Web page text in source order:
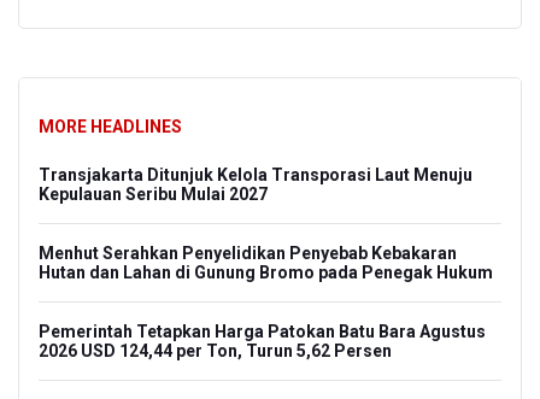
MORE HEADLINES
Transjakarta Ditunjuk Kelola Transporasi Laut Menuju
Kepulauan Seribu Mulai 2027
Menhut Serahkan Penyelidikan Penyebab Kebakaran
Hutan dan Lahan di Gunung Bromo pada Penegak Hukum
Pemerintah Tetapkan Harga Patokan Batu Bara Agustus
2026 USD 124,44 per Ton, Turun 5,62 Persen